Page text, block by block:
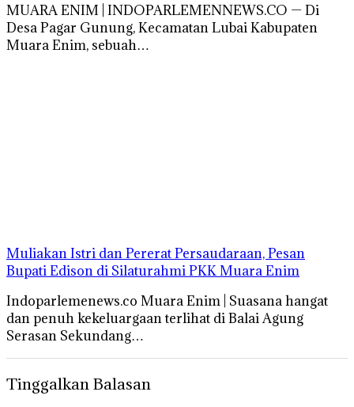
MUARA ENIM | INDOPARLEMENNEWS.CO — Di
Desa Pagar Gunung, Kecamatan Lubai Kabupaten
Muara Enim, sebuah…
Muliakan Istri dan Pererat Persaudaraan, Pesan
Bupati Edison di Silaturahmi PKK Muara Enim
Indoparlemenews.co Muara Enim | Suasana hangat
dan penuh kekeluargaan terlihat di Balai Agung
Serasan Sekundang…
Tinggalkan Balasan